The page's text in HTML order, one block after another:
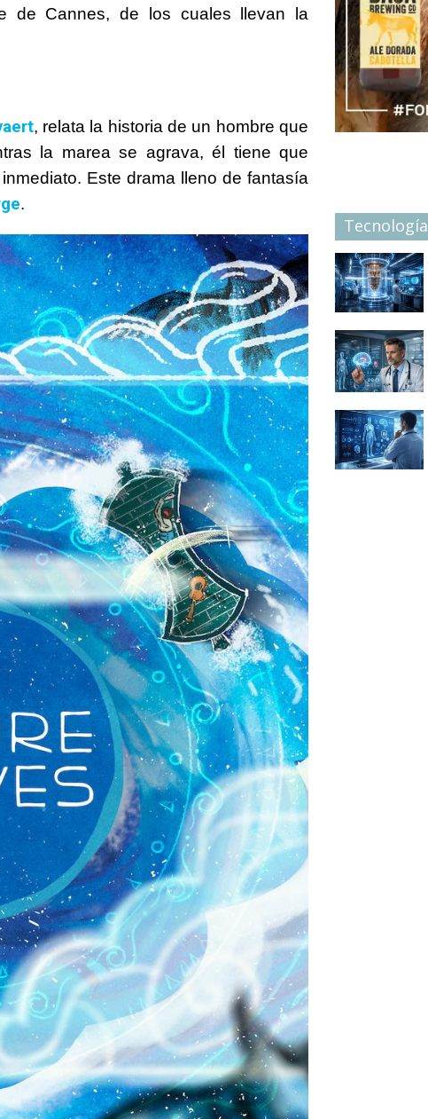
de Cannes, de los cuales llevan la
, relata la historia de un hombre que
la marea se agrava, él tiene que
Este drama lleno de fantasía
.
Tecnología